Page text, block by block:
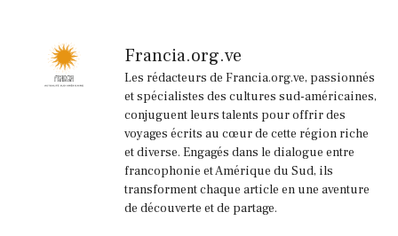
Francia.org.ve
Les rédacteurs de Francia.org.ve, passionnés
et spécialistes des cultures sud-américaines,
conjuguent leurs talents pour offrir des
voyages écrits au cœur de cette région riche
et diverse. Engagés dans le dialogue entre
francophonie et Amérique du Sud, ils
transforment chaque article en une aventure
de découverte et de partage.